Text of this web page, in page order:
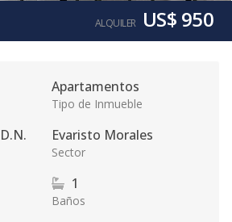
ALQUILER US$ 950
Apartamentos
Tipo de Inmueble
Evaristo Morales
Sector
1
Baños